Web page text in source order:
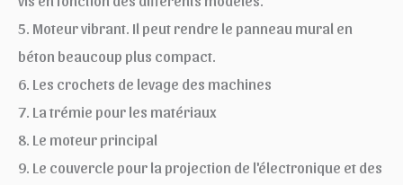
5. Moteur vibrant. Il peut rendre le panneau mural en
béton beaucoup plus compact.
6. Les crochets de levage des machines
7. La trémie pour les matériaux
8. Le moteur principal
9. Le couvercle pour la projection de l'électronique et des